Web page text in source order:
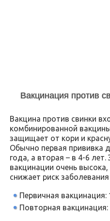
Вакцинация против
Вакцина против свинки
комбинированной
защищает от кори и
Обычно первая прививка
года, а вторая – в 4-6
вакцинации очень
снижает риск
Первичная вакцинация:
Повторная вакцинация: